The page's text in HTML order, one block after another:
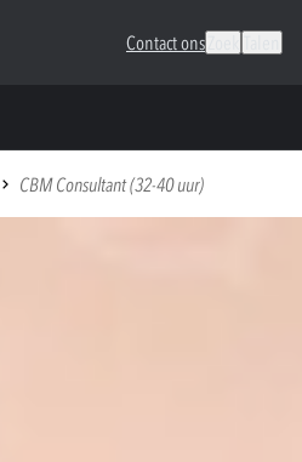
Contact ons
CBM Consultant (32-40 uur)